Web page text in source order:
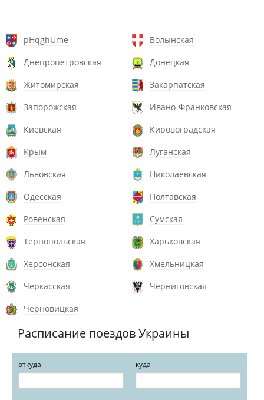
pHqghUme
Волынская
Днепропетровская
Донецкая
Житомирская
Закарпатская
Запорожская
Ивано-Франковская
Киевская
Кировоградская
Крым
Луганская
Львовская
Николаевская
Одесская
Полтавская
Ровенская
Сумская
Тернопольская
Харьковская
Херсонская
Хмельницкая
Черкасская
Черниговская
Черновицкая
Расписание поездов Украины
откуда куда